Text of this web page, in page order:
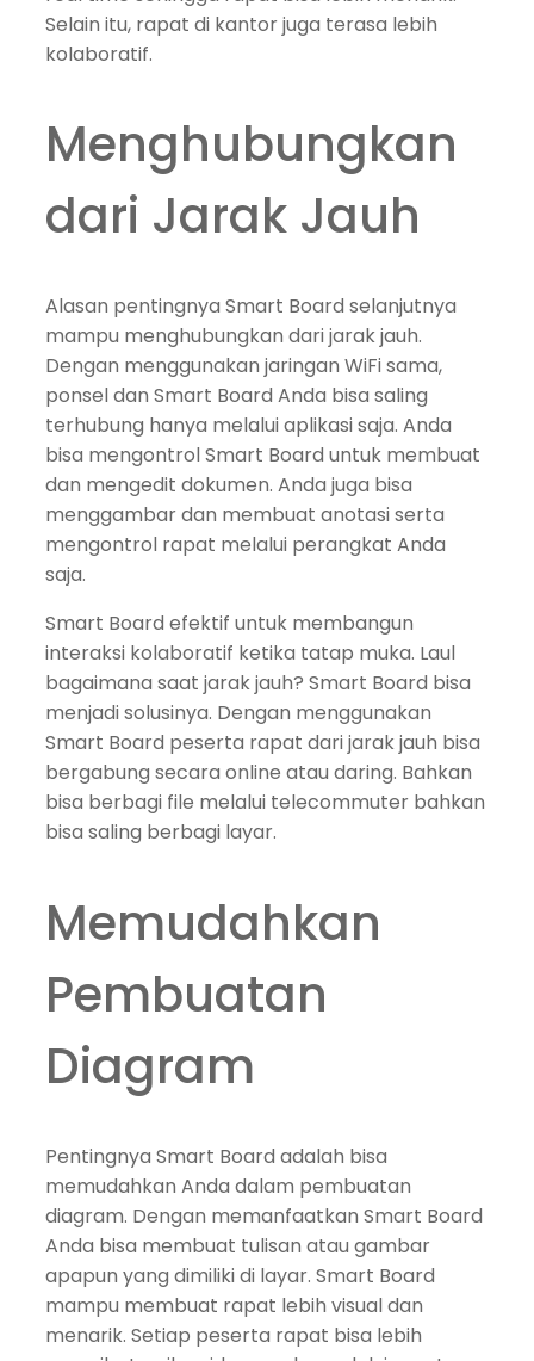
Selain itu, rapat di kantor juga terasa lebih
kolaboratif.
Menghubungkan
dari Jarak Jauh
Alasan pentingnya Smart Board selanjutnya
mampu menghubungkan dari jarak jauh.
Dengan menggunakan jaringan WiFi sama,
ponsel dan Smart Board Anda bisa saling
terhubung hanya melalui aplikasi saja. Anda
bisa mengontrol Smart Board untuk membuat
dan mengedit dokumen. Anda juga bisa
menggambar dan membuat anotasi serta
mengontrol rapat melalui perangkat Anda
saja.
Smart Board efektif untuk membangun
interaksi kolaboratif ketika tatap muka. Laul
bagaimana saat jarak jauh? Smart Board bisa
menjadi solusinya. Dengan menggunakan
Smart Board peserta rapat dari jarak jauh bisa
bergabung secara online atau daring. Bahkan
bisa berbagi file melalui telecommuter bahkan
bisa saling berbagi layar.
Memudahkan
Pembuatan
Diagram
Pentingnya Smart Board adalah bisa
memudahkan Anda dalam pembuatan
diagram. Dengan memanfaatkan Smart Board
Anda bisa membuat tulisan atau gambar
apapun yang dimiliki di layar. Smart Board
mampu membuat rapat lebih visual dan
menarik. Setiap peserta rapat bisa lebih